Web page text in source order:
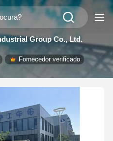
Group Co., Ltd.
Fornecedor verificado